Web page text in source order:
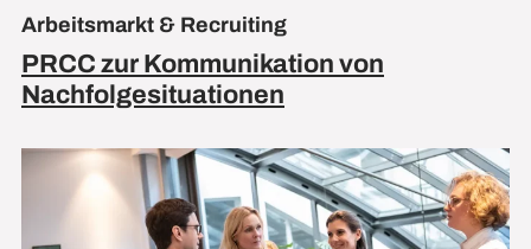
Arbeitsmarkt & Recruiting
PRCC zur Kommunikation von
Nachfolgesituationen